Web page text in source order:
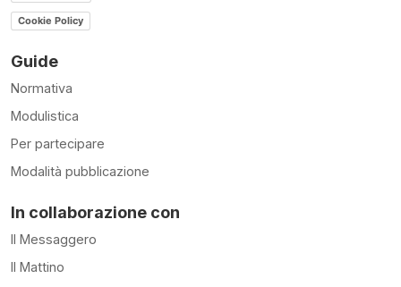
Cookie Policy
Guide
Normativa
Modulistica
Per partecipare
Modalità pubblicazione
In collaborazione con
Il Messaggero
Il Mattino